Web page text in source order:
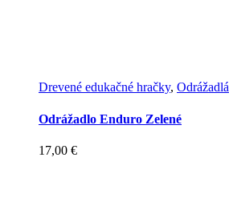
Drevené edukačné hračky, Odrážadlá
Odrážadlo Enduro Zelené
17,00 €